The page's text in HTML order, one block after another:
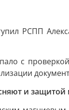
РСПП
с
и защитой